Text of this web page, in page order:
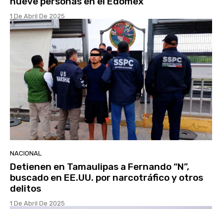
1 De Abril De 2025
NACIONAL
Detienen en Tamaulipas a Fernando “N”,
buscado en EE.UU. por narcotráfico y otros
delitos
1 De Abril De 2025